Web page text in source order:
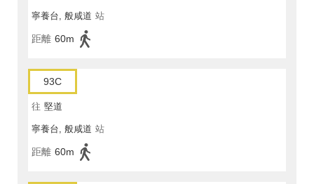
寧養台, 般咸道 站
距離 60m
93C
往 堅道
寧養台, 般咸道 站
距離 60m